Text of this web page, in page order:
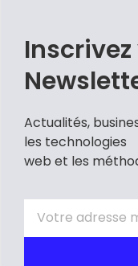
Actualités,
les technologies
web et les